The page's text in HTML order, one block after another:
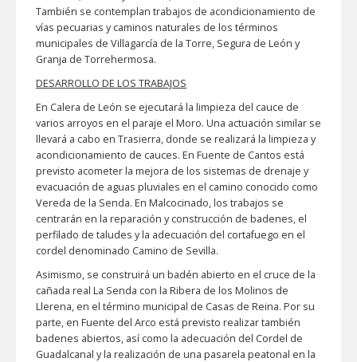
También se contemplan trabajos de acondicionamiento de
vías pecuarias y caminos naturales de los términos
municipales de Villagarcía de la Torre, Segura de León y
Granja de Torrehermosa.
DESARROLLO DE LOS TRABAJOS
En Calera de León se ejecutará la limpieza del cauce de
varios arroyos en el paraje el Moro. Una actuación similar se
llevará a cabo en Trasierra, donde se realizará la limpieza y
acondicionamiento de cauces. En Fuente de Cantos está
previsto acometer la mejora de los sistemas de drenaje y
evacuación de aguas pluviales en el camino conocido como
Vereda de la Senda. En Malcocinado, los trabajos se
centrarán en la reparación y construcción de badenes, el
perfilado de taludes y la adecuación del cortafuego en el
cordel denominado Camino de Sevilla.
Asimismo, se construirá un badén abierto en el cruce de la
cañada real La Senda con la Ribera de los Molinos de
Llerena, en el término municipal de Casas de Reina. Por su
parte, en Fuente del Arco está previsto realizar también
badenes abiertos, así como la adecuación del Cordel de
Guadalcanal y la realización de una pasarela peatonal en la